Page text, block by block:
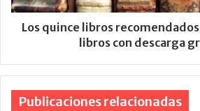
Los quince libros
libros con descarga
Publicaciones relacionadas